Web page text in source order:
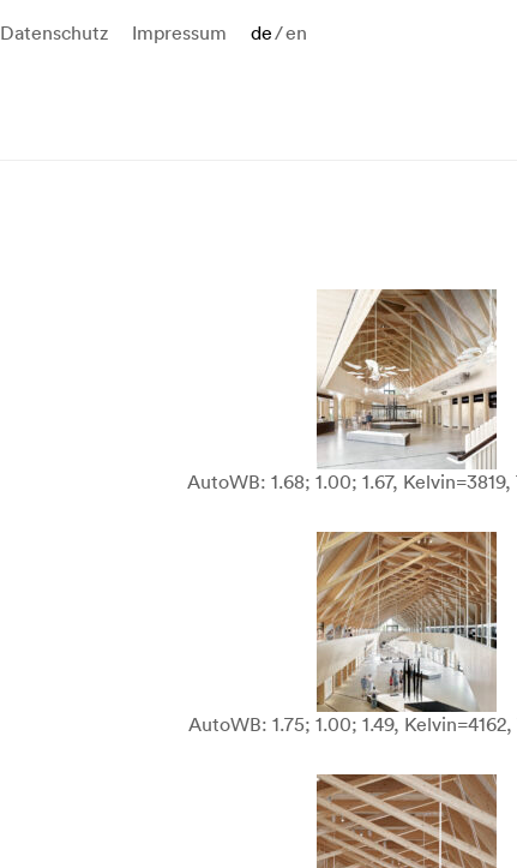
Datenschutz Impressum de/en
AutoWB: 1.68; 1.00; 1.67,
AutoWB: 1.75; 1.00; 1.49,